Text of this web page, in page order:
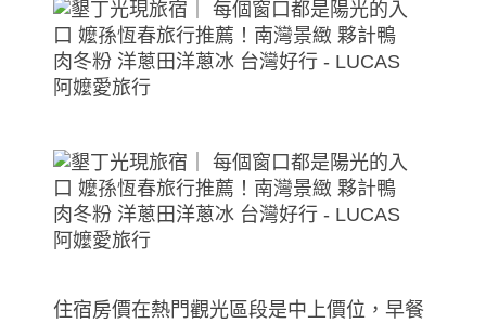
住宿房價在熱門觀光區段是中上價位，早餐